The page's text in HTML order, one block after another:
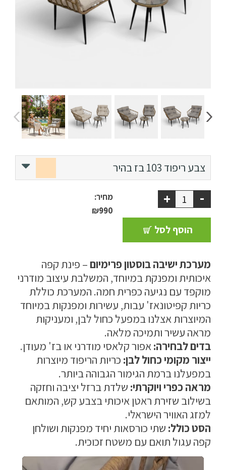
אקססוריז
עודפים
טיפים והמלצות
צור קשר
מדיניות פרטיות
התחבר / הרשם
צבע ריפוד 103 בז בהיר
103 בז בהיר
118 אפור בהיר
-
+
מחיר:
₪990
הוסף לסל
מערכת ישיבה בוסטון פרימיום– פינת קפה
איכותית ומפנקת במיוחד, המשלבת עיצוב מודרני
מוקפד עם נגיעה כפרית חמה. המערכת כוללת
כריות קפיטונאז' עבות, עשירות ומפנקות במיוחד
המיוצרות אצלנו במפעל כחול לבן, ומעניקות
מראה עשיר ותמיכה מלאה.
בדים לבחירה:אפור קלאסי מודרני או בז' מעודן.
ייצור מקומי כחול לבן: כריות הריפוד מיוצרות
במפעלנו ברמת הגימור הגבוהה ביותר.
מראה כפרי ויוקרתי: שלדת ברזל יציבה וחזקה
בשילוב שזירת ראטן איכותי בצבע קש, המותאם
למזג האוויר הישראלי.
הסט כולל: שתי כורסאות יחיד מפנקות ושולחן
קפה עגול תואם עם משטח זכוכית.